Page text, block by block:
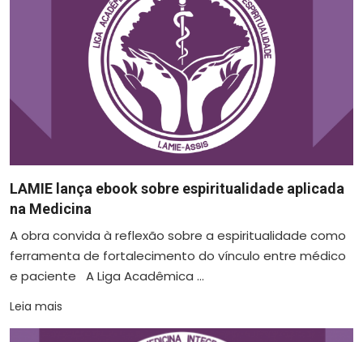
LAMIE lança ebook sobre espiritualidade aplicada
na Medicina
A obra convida à reflexão sobre a espiritualidade como
ferramenta de fortalecimento do vínculo entre médico
e paciente A Liga Acadêmica ...
Leia mais